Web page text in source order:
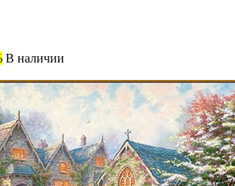
В наличии